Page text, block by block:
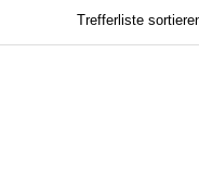
Trefferliste